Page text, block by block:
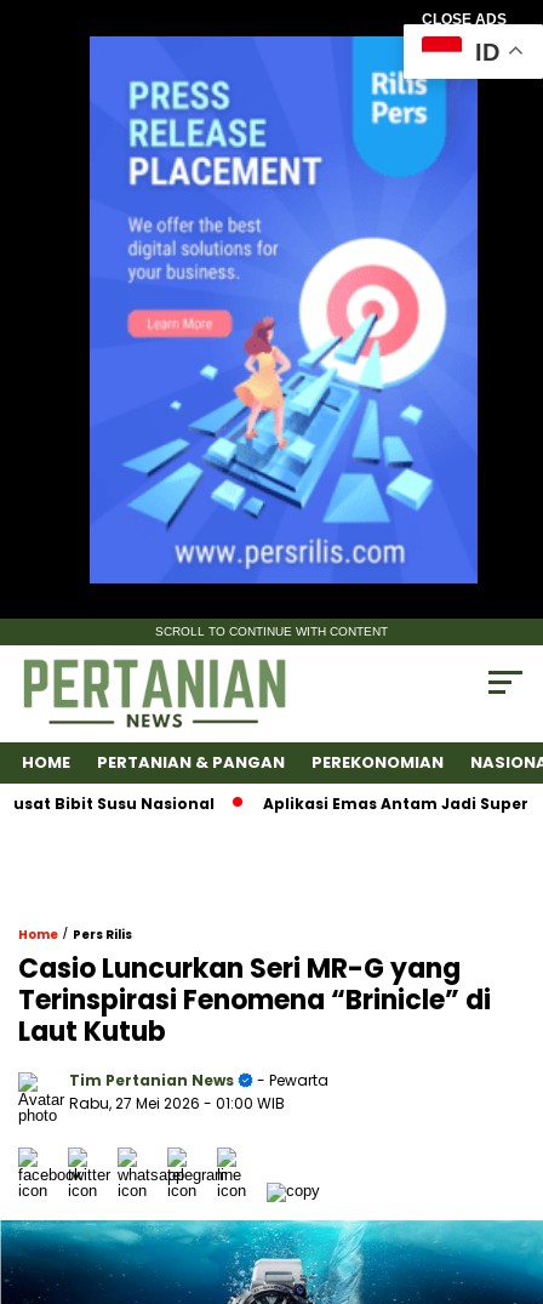
CLOSE ADS
SCROLL TO CONTINUE WITH CONTENT
HOME PERTANIAN & PANGAN PEREKONOMIAN
Bibit Susu Nasional Aplikasi Emas Antam Jadi
Home / Pers Rilis
Casio Luncurkan Seri MR-G yang
Terinspirasi Fenomena “Brinicle” di
Laut Kutub
Tim Pertanian News
- Pewarta
Rabu, 27 Mei 2026 - 01:00 WIB
ID